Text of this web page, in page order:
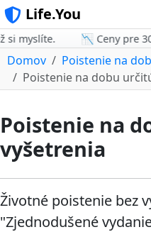
Life.You
myslíte. 📉 Ceny pre
Domov
Poistenie na
Poistenie na dobu
Poistenie na
vyšetrenia
Životné poistenie bez
"Zjednodušené